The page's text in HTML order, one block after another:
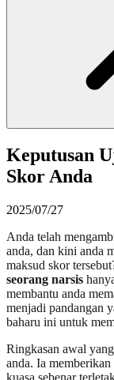
Keputusan
Skor Anda
2025/07/27
Anda telah
anda, dan kini anda
maksud skor
seorang narsis
membantu anda
menjadi pandangan
baharu ini untuk
Ringkasan awal
anda. Ia
kuasa sebenar